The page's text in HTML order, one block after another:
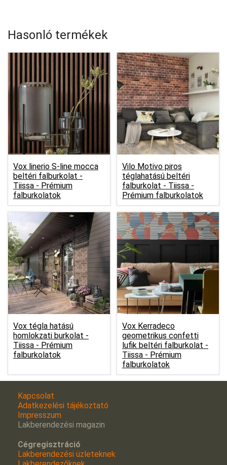
Hasonló termékek
Vox linerio S-line mocca
beltéri falburkolat -
Tiissa - Prémium
falburkolatok
Vilo Motivo piros
téglahatású beltéri
falburkolat - Tiissa -
Prémium falburkolatok
Vox tégla hatású
homlokzati burkolat -
Tiissa - Prémium
falburkolatok
Vox Kerradeco
geometrikus confetti
lufik beltéri falburkolat -
Tiissa - Prémium
falburkolatok
Kapcsolat
Adatkezelési tájékoztató
Impresszum
Lakberendezési magazin
Cégregisztráció
Lakberendezési üzleteknek